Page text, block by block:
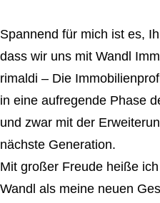
Spannend für mich ist es,
dass wir uns mit Wandl
rimaldi – Die
in eine aufregende Phase
und zwar mit der
nächste Generation.
Mit großer Freude heiße
Wandl als meine neuen